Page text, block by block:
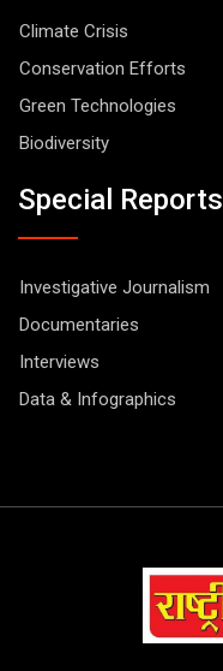
Climate Crisis
Conservation Efforts
Green Technologies
Biodiversity
Special Reports
Investigative Journalism
Documentaries
Interviews
Data & Infographics